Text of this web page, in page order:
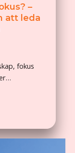
–
att leda
fokus